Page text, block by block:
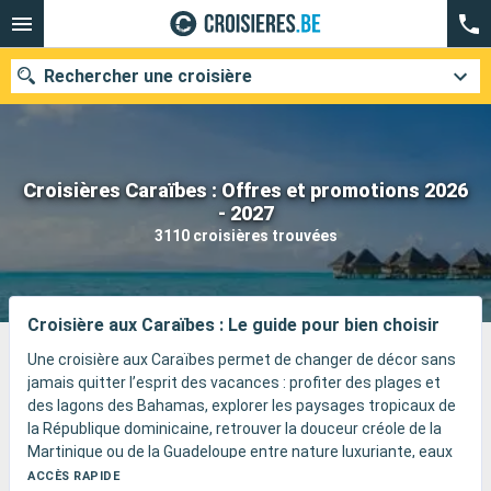
Croisières Caraïbes : Offres et promotions 2026
- 2027
3110 croisières trouvées
Rechercher une croisière
Nos destinations
Ports Compagnies
Rechercher
Croisière aux Caraïbes : Le guide pour bien choisir
Une croisière aux Caraïbes permet de changer de décor sans
jamais quitter l’esprit des vacances : profiter des plages et
des lagons des Bahamas, explorer les paysages tropicaux de
la République dominicaine, retrouver la douceur créole de la
Martinique ou de la Guadeloupe entre nature luxuriante, eaux
chaudes et déjeuners face à la mer, découvrir la Riviera Maya
ACCÈS RAPIDE